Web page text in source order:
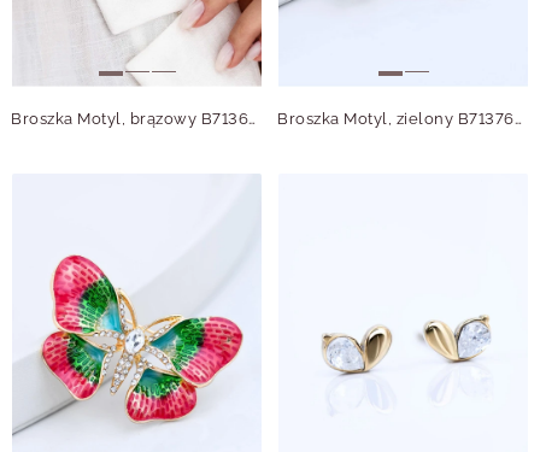
Broszka Motyl, brązowy B713693Z00 Broszka Motyl, zielony B713763Z00